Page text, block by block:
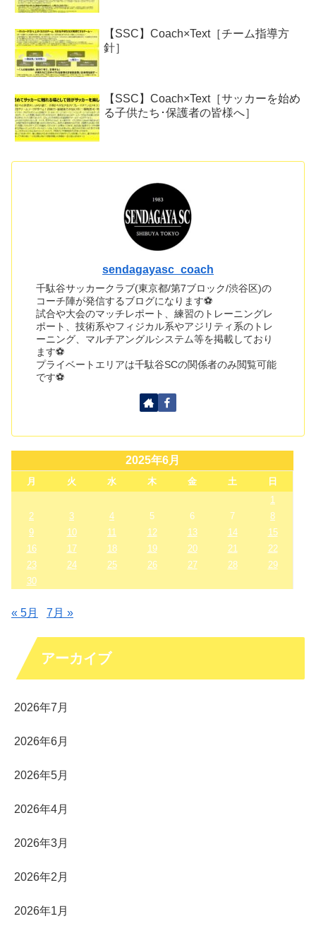
【SSC】Coach×Text［チーム指導方
針］
【SSC】Coach×Text［サッカーを始め
る子供たち･保護者の皆様へ］
sendagayasc_coach
千駄谷サッカークラブ(東京都/第7ブロック/渋谷区)の
コーチ陣が発信するブログになります⚽
試合や大会のマッチレポート、練習のトレーニングレ
ポート、技術系やフィジカル系やアジリティ系のトレ
ーニング、マルチアングルシステム等を掲載しており
ます⚽
プライベートエリアは千駄谷SCの関係者のみ閲覧可能
です⚽
2025年6月
月 火 水 木 金 土
日
1
2
3 4 5 6 7
8
9
10 11 12 13 14
15
16
17 18 19 20 21
22
23
24 25 26 27 28
29
30
« 5月 7月 »
アーカイブ
2026年7月
2026年6月
2026年5月
2026年4月
2026年3月
2026年2月
2026年1月